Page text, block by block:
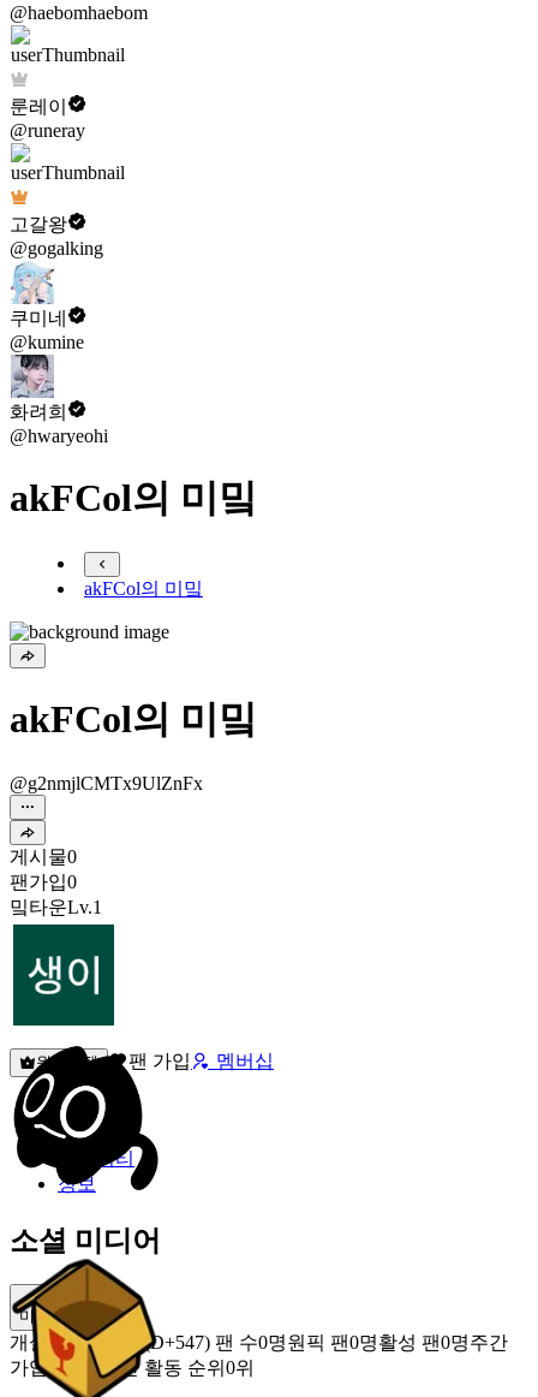
@haebomhaebom
룬레이
@runeray
고갈왕
@gogalking
쿠미네
@kumine
화려희
@hwaryeohi
akFCol의 미밐
akFCol의 미밐
akFCol의 미밐
@g2nmjlCMTx9UlZnFx
게시물0
팬가입0
밐타운Lv.1
원픽선택 팬 가입 멤버십
밐타운
피드
커뮤니티
정보
소셜 미디어
미밐 공유
개설 2025.02.06 (D+547) 팬 수0명원픽 팬0명활성 팬0명주간
가입 팬 0명주간 활동 순위 0위